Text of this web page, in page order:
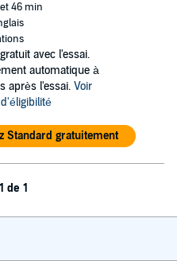
46 min
avec l'essai.
automatique à
après l'essai. Voir
Standard gratuitement
de 1